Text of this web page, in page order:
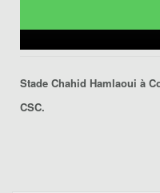
Stade Chahid Hamlaoui à
CSC.